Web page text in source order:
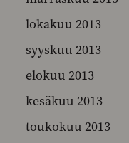
lokakuu 2013
syyskuu 2013
elokuu 2013
kesäkuu 2013
toukokuu 2013